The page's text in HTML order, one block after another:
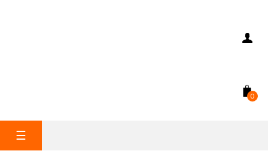
0
navigazione
☰